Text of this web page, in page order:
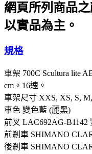
網頁所列商品
以實品為主。
規格
車架 700C Scultura lite
cm。16速。
車架尺寸 XXS, XS, S,
車色 變色藍 (麗黑)
前叉 LAC692AG-B1142
前剎車 SHIMANO
後剎車 SHIMANO